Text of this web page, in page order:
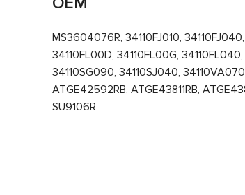
MS3604076R, 34110FJ010,
34110FL00D, 34110FL00G, 34110FL040,
34110SG090, 34110SJ040,
ATGE42592RB, ATGE43811RB,
SU9106R